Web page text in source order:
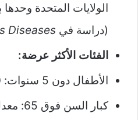
الولايات المتحدة وحدها
(دراسة في Diseases
الفئات الأكثر عرضة:
الأطفال دون 5 سنوات: 20% من الحالات.